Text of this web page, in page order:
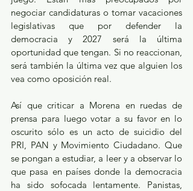
negociar candidaturas o tomar vacaciones
legislativas que por defender la
democracia y 2027 será la última
oportunidad que tengan. Si no reaccionan,
será también la última vez que alguien los
vea como oposición real.
Así que criticar a Morena en ruedas de
prensa para luego votar a su favor en lo
oscurito sólo es un acto de suicidio del
PRI, PAN y Movimiento Ciudadano. Que
se pongan a estudiar, a leer y a observar lo
que pasa en países donde la democracia
ha sido sofocada lentamente. Panistas,